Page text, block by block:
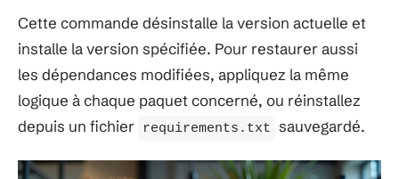
Cette commande désinstalle la version actuelle et
installe la version spécifiée. Pour restaurer aussi
les dépendances modifiées, appliquez la même
logique à chaque paquet concerné, ou réinstallez
depuis un fichier requirements.txt sauvegardé.